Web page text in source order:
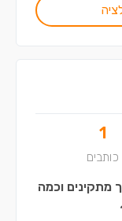
1
כותבים
מתקינים וכמה